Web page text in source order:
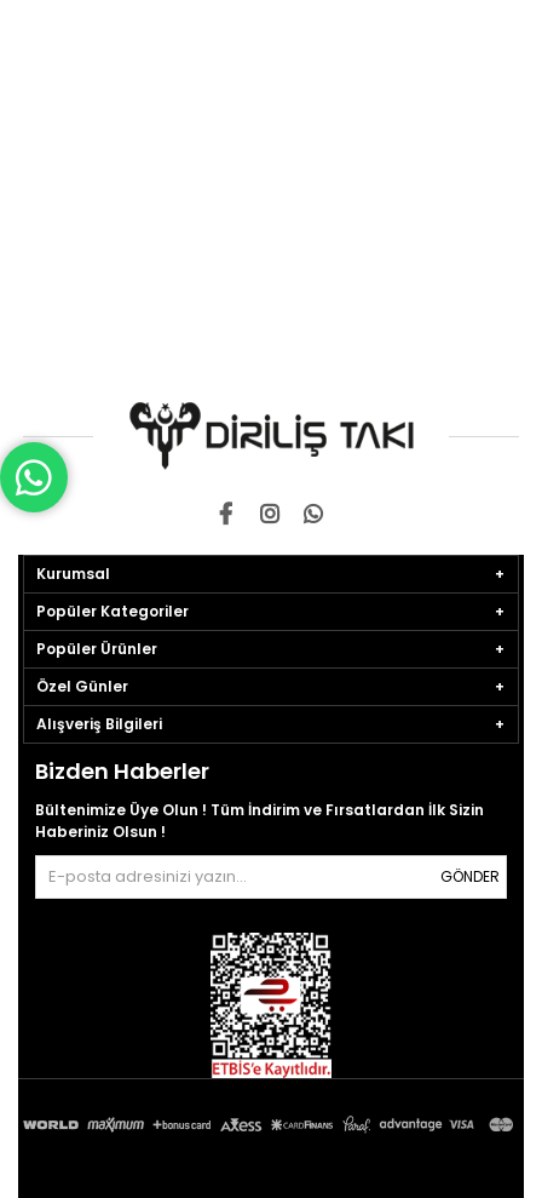
Kurumsal
Popüler Kategoriler
Popüler Ürünler
Özel Günler
Alışveriş Bilgileri
Bizden Haberler
Bültenimize Üye Olun ! Tüm İndirim ve Fırsatlardan İlk Sizin
Haberiniz Olsun !
GÖNDER